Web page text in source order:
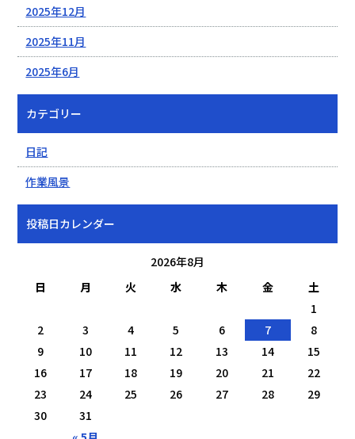
2025年12月
2025年11月
2025年6月
カテゴリー
日記
作業風景
投稿日カレンダー
2026年8月
日
月 火 水 木 金 土
1
2
3 4 5 6 7
8
9
10 11 12 13 14
15
16
17 18 19 20 21
22
23
24 25 26 27 28
29
30
31